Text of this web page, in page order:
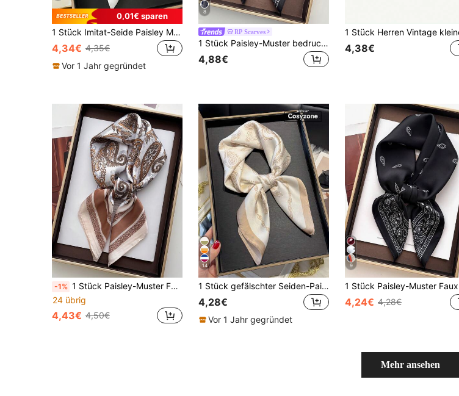
0,01€ sparen
1 Stück Imitat-Seide Paisley Muster 70cm quadratischer Schal, vielseitiges Herren Bandana-Halstuch, leichte UV-Schutz Stirnband
4,34€ 4,35€
Vor 1 Jahr gegründet
8
RP Scarves
1 Stück Paisley-Muster bedrucktes Faux-Seide Bandana, vielseitiger Unisex Halstuch, Kopftuch, Dekoration
4,88€
4,38€
-1% 1 Stück Paisley-Muster Faux-Seide 70cm x 70cm Quadratischer Schal/Bandana, vielseitiger Halstuch für Herren, Sonnenschutz, Accessoire, Strandüberwurf
24 übrig
4,43€ 4,50€
14
1 Stück gefälschter Seiden-Paisley-Muster 70cm Quadratischer Schal, Bandana, Männer Sonnenschutz, vielseitiges Kopftuch, Halstuch Dekoration
4,28€
Vor 1 Jahr gegründet
9
4,24€ 4,28€
Mehr ansehen